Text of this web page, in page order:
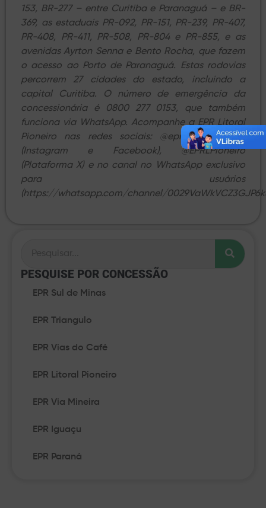
PESQUISE POR CONCESSÃO​
EPR Sul de Minas
EPR Triangulo
EPR Vias do Café
EPR Litoral Pioneiro
EPR Via Mineira
EPR Iguaçu
EPR Paraná
153, BR-277 – entre Curitiba e Paranaguá – e BR-
369, as estaduais PR-092, PR-151, PR-239, PR-407,
PR-408, PR-411, PR-508, PR-804 e PR-855, e as
avenidas Ayrton Senna e Bento Rocha, que fazem
o acesso ao Porto de Paranaguá. Estas rodovias
percorrem 27 cidades do estado, incluindo a
capital Curitiba. O número de emergência da
concessionária é 0800 277 0153, que também
funciona via WhatsApp. Acompanhe a EPR Litoral
Pioneiro nas redes sociais: @epr.litoralpioneiro
(Instagram e Facebook), @EPRLPioneiro
(Plataforma X) e no canal no WhatsApp exclusivo
para usuários
(https://whatsapp.com/channel/